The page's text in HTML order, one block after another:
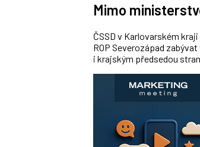
Mimo
ČSSD v Karlovarském
ROP Severozápad
i krajským předsedou